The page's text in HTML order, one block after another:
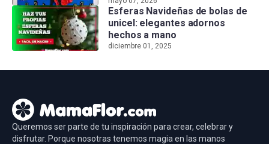
Esferas Navideñas de bolas de
unicel: elegantes adornos
hechos a mano
diciembre 01, 2025
Queremos ser parte de tu inspiración para crear, celebrar y
disfrutar. Porque nosotras tenemos magia en las manos